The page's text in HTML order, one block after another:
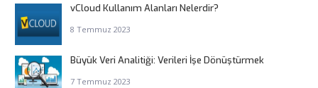
vCloud Kullanım Alanları Nelerdir?
8 Temmuz 2023
Büyük Veri Analitiği: Verileri İşe Dönüştürmek
7 Temmuz 2023